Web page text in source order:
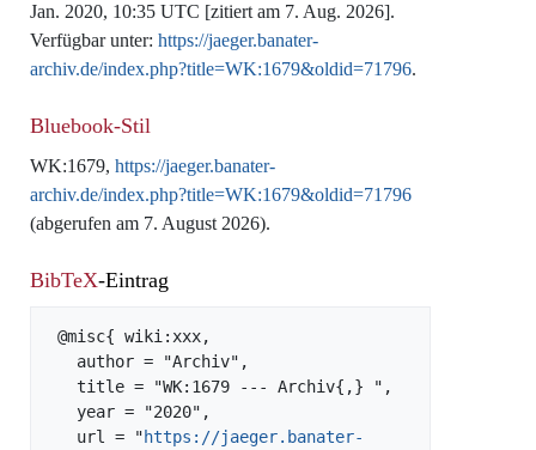
Jan. 2020, 10:35 UTC [zitiert am 7. Aug. 2026].
Verfügbar unter: https://jaeger.banater-
archiv.de/index.php?title=WK:1679&oldid=71796.
Bluebook-Stil
WK:1679, https://jaeger.banater-
archiv.de/index.php?title=WK:1679&oldid=71796
(abgerufen am 7. August 2026).
BibTeX-Eintrag
   url = "
https://jaeger.banater-